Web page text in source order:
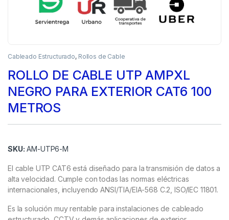
Cableado Estructurado, Rollos de Cable
ROLLO DE CABLE UTP AMPXL
NEGRO PARA EXTERIOR CAT6 100
METROS
SKU: AM-UTP6-M
El cable UTP CAT6 está diseñado para la transmisión de datos a
alta velocidad. Cumple con todas las normas eléctricas
internacionales, incluyendo ANSI/TIA/EIA-568 C.2, ISO/IEC 11801.
Es la solución muy rentable para instalaciones de cableado